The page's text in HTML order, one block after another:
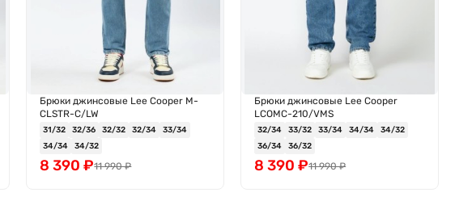
Брюки джинсовые Lee Cooper M-
CLSTR-C/LW
31/32 32/36 32/32 32/34
33/34
34/34
34/32
11 990₽
8 390₽
Брюки джинсовые Lee Cooper
LCOMC-210/VMS
32/34 33/32 33/34 34/34
34/32
36/34
36/32
11 990₽
8 390₽